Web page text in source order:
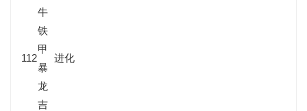
牛
112
铁
甲
暴
龙
进化
吉